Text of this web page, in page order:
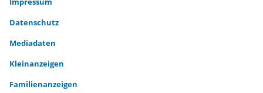
Datenschutz
Mediadaten
Kleinanzeigen
Familienanzeigen